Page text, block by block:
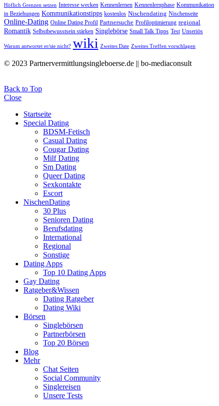
Höflich Grenzen setzen Interesse wecken Kennenlernen Kennenlernphase Kommunikation
in Beziehungen Kommunikationstipps kostenlos Nischendating Nischenseite
Online-Dating Online Dating Profil Partnersuche Profiloptimierung regional
Romantik Selbstbewusstsein stärken Singlebörse Small Talk Tipps Test Unseriös
Warum antwortet er/sie nicht? wiki Zweites Date Zweites Treffen vorschlagen
© 2023 Partnervermittlungsingleboerse.de || bo-mediaconsult
Back to Top
Close
Startseite
Special Dating
BDSM-Fetisch
Casual Dating
Cougar Dating
Milf Dating
Sm Dating
Queer Dating
Sexkontakte
Escort
NischenDating
30 Plus
Senioren Dating
Berufsdating
International
Regional
Sonstige
Dating Apps
Top 10 Dating Apps
Gay Dating
Ratgeber&Wissen
Dating Ratgeber
Dating Wiki
Börsen
Singlebörsen
Partnerbörsen
Top 20 Börsen
Blog
Mehr
Chat Seiten
Social Community
Singlereisen
Unsere Tests